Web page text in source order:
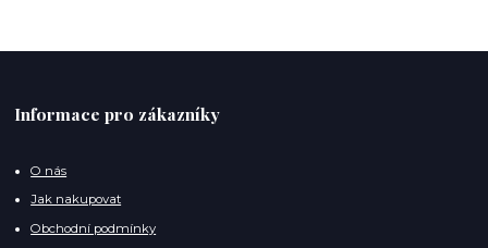
Informace pro zákazníky
O nás
Jak nakupovat
Obchodní podmínky